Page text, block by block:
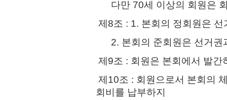
다만 70세 이상의 회원은
제8조 : 1. 본회의 정회원은
2. 본회의 준회원은 선거권
제9조 : 회원은 본회에서 발간
제10조 : 회원으로서 본회의
회비를 납부하지